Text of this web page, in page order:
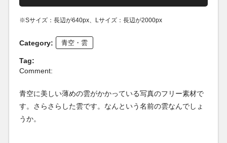
※Sサイズ：長辺が640px、Lサイズ：長辺が2000px
Category: 青空・雲
Tag:
Comment:
青空に美しい薄めの雲がかかっている写真のフリー素材で
す。さらさらした雲です。なんという名前の雲なんでしょ
うか。